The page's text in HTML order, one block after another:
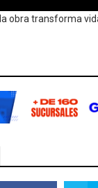
obra transforma